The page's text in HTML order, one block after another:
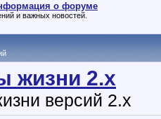
о форуме
и важных новостей.
жизни 2.x
версий 2.x